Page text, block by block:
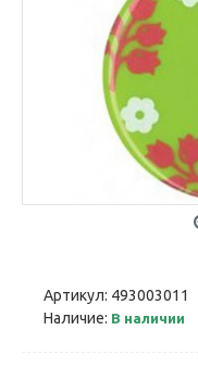
Артикул: 493003011
Наличие: В наличии